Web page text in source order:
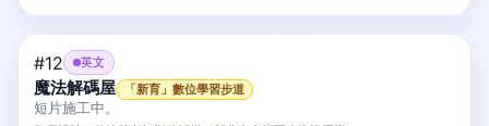
#12 英文
魔法解碼屋 「新育」數位學習步道
短片施工中。